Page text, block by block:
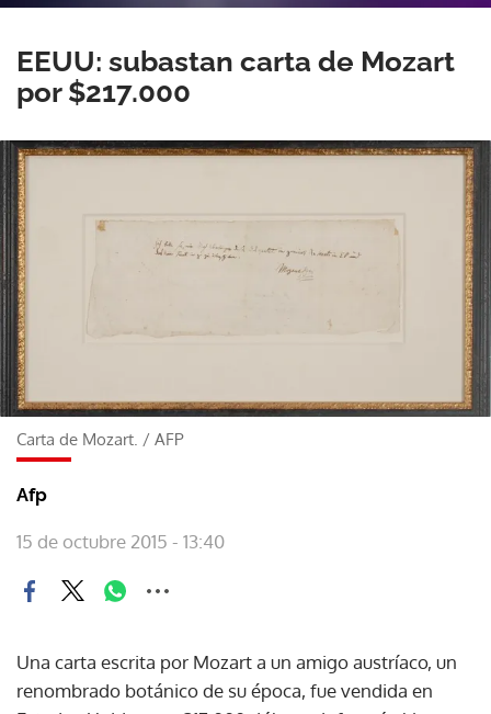
EEUU: subastan carta de Mozart
por $217.000
Carta de Mozart. / AFP
Afp
15 de octubre 2015 - 13:40
Una carta escrita por Mozart a un amigo austríaco, un
renombrado botánico de su época, fue vendida en